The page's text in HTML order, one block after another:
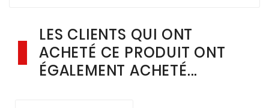
LES CLIENTS QUI ONT
ACHETÉ CE PRODUIT ONT
ÉGALEMENT ACHETÉ...